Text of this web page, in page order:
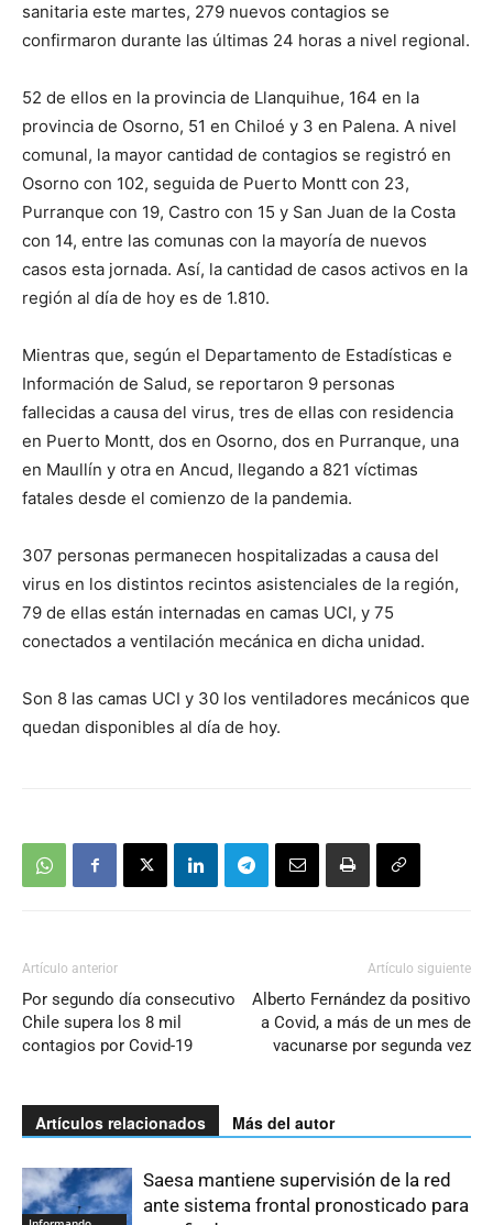
sanitaria este martes, 279 nuevos contagios se
confirmaron durante las últimas 24 horas a nivel regional.
52 de ellos en la provincia de Llanquihue, 164 en la
provincia de Osorno, 51 en Chiloé y 3 en Palena. A nivel
comunal, la mayor cantidad de contagios se registró en
Osorno con 102, seguida de Puerto Montt con 23,
Purranque con 19, Castro con 15 y San Juan de la Costa
con 14, entre las comunas con la mayoría de nuevos
casos esta jornada. Así, la cantidad de casos activos en la
región al día de hoy es de 1.810.
Mientras que, según el Departamento de Estadísticas e
Información de Salud, se reportaron 9 personas
fallecidas a causa del virus, tres de ellas con residencia
en Puerto Montt, dos en Osorno, dos en Purranque, una
en Maullín y otra en Ancud, llegando a 821 víctimas
fatales desde el comienzo de la pandemia.
307 personas permanecen hospitalizadas a causa del
virus en los distintos recintos asistenciales de la región,
79 de ellas están internadas en camas UCI, y 75
conectados a ventilación mecánica en dicha unidad.
Son 8 las camas UCI y 30 los ventiladores mecánicos que
quedan disponibles al día de hoy.
Artículo anterior
Por segundo día consecutivo
Chile supera los 8 mil
contagios por Covid-19
Artículo siguiente
Alberto Fernández da positivo
a Covid, a más de un mes de
vacunarse por segunda vez
Artículos relacionados Más del autor
Saesa mantiene supervisión de la red
ante sistema frontal pronosticado para